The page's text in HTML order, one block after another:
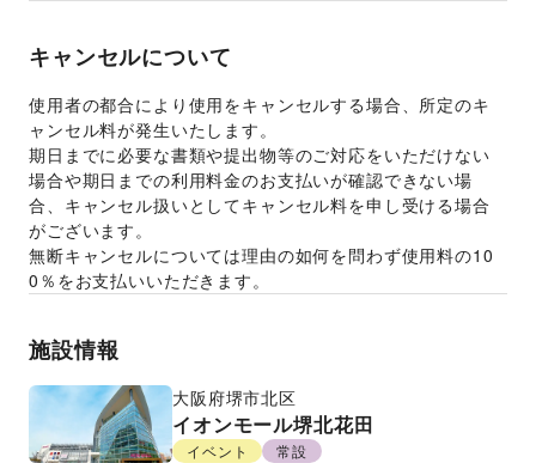
キャンセルについて
使用者の都合により使用をキャンセルする場合、所定のキ
ャンセル料が発生いたします。
期日までに必要な書類や提出物等のご対応をいただけない
場合や期日までの利用料金のお支払いが確認できない場
合、キャンセル扱いとしてキャンセル料を申し受ける場合
がございます。
無断キャンセルについては理由の如何を問わず使用料の10
0％をお支払いいただきます。
施設情報
大阪府堺市北区
イオンモール堺北花田
イベント 常設